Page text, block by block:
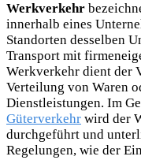
Werkverkehr
innerhalb eines
Standorten desselben
Transport mit
Werkverkehr dient der
Verteilung von Waren
Dienstleistungen. Im
Güterverkehr wird der
durchgeführt und
Regelungen, wie der